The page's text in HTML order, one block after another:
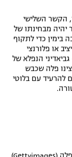
הקשר השלישי
יהיה מבחינתו של
בימין כדי לתקוף
או פלורנצי
הנפלא של
פלה שכבש
גם להרעיד עם בלוטי